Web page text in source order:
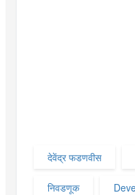
देवेंद्र फडणवीस
निवडणूक